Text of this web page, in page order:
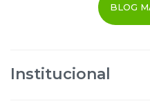
BLOG
Institucional